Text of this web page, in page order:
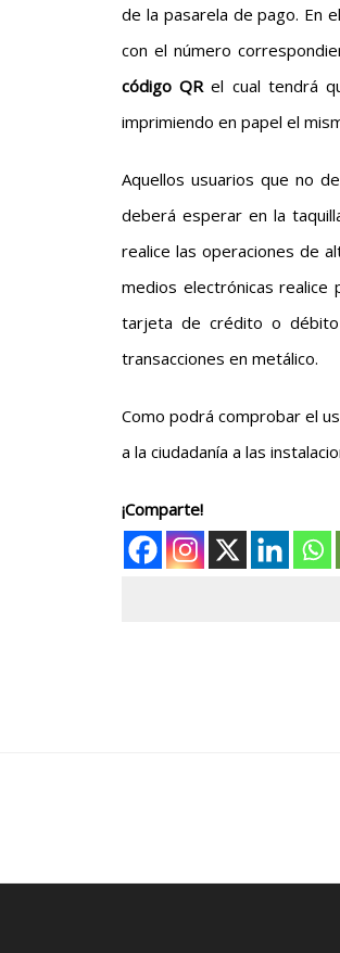
de la pasarela de pago. En
con el número
código QRel cual tendrá
imprimiendo en papel el
Aquellos usuarios que no
deberá esperar en la
realice las operaciones de
medios electrónicas realice
tarjeta de crédito o
transacciones en metálico.
Como podrá comprobar el
a la ciudadanía a las
¡Comparte!